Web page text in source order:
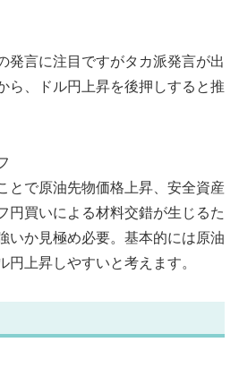
発言に注目ですがタカ派発言が出
ら、ドル円上昇を後押しすると推
とで原油先物価格上昇、安全資産
円買いによる材料交錯が生じるた
いか見極め必要。基本的には原油
円上昇しやすいと考えます。